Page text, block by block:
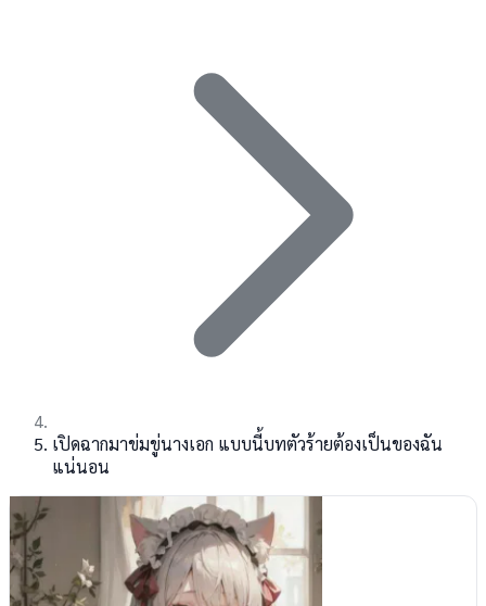
เปิดฉากมาข่มขู่นางเอก แบบนี้บทตัวร้ายต้องเป็นของฉัน
แน่นอน